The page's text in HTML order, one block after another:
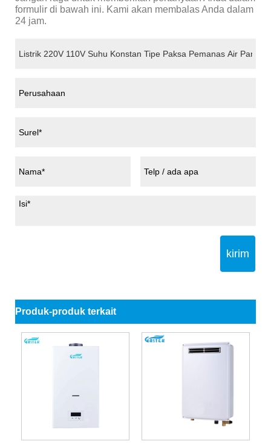
formulir di bawah ini. Kami akan membalas Anda dalam
24 jam.
kirim
Produk-produk terkait